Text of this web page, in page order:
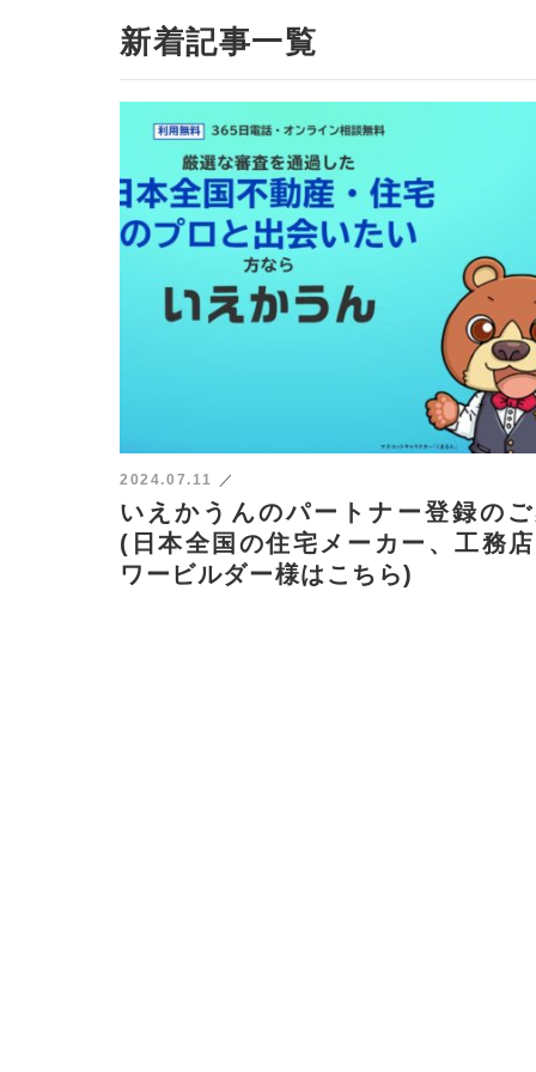
新着記事一覧
いえかうんのパートナー登録の
(日本全国の住宅メーカー、工務
ワービルダー様はこちら)
2024.07.11